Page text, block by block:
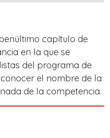
capítulo de
en la que se
del programa de
el nombre de la
de la competencia.